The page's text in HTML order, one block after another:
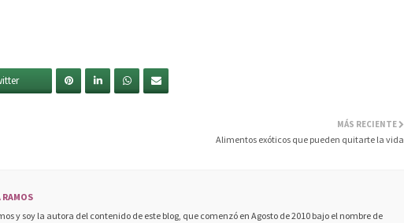
MÁS RECIENTE
Alimentos exóticos que pueden quitarte la vida
RAMOS
y soy la autora del contenido de este blog, que comenzó en Agosto de 2010 bajo el nombre de